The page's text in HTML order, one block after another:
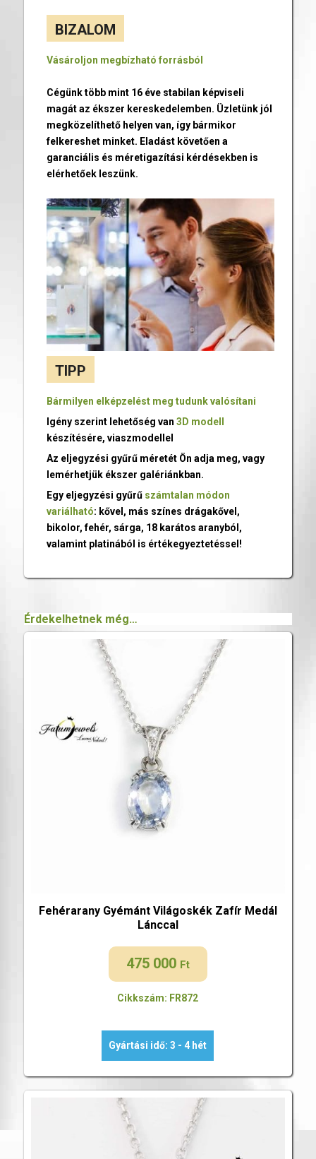
BIZALOM
Vásároljon megbízható forrásból
Cégünk több mint 16 éve stabilan képviseli
magát az ékszer kereskedelemben. Üzletünk jól
megközelíthető helyen van, így bármikor
felkereshet minket. Eladást követően a
garanciális és méretigazítási kérdésekben is
elérhetőek leszünk.
TIPP
Bármilyen elképzelést meg tudunk valósítani
Igény szerint lehetőség van 3D modell
készítésére, viaszmodellel
Az eljegyzési gyűrű méretét Ön adja meg, vagy
lemérhetjük ékszer galériánkban.
Egy eljegyzési gyűrű számtalan módon
variálható: kővel, más színes drágakővel,
bikolor, fehér, sárga, 18 karátos aranyból,
valamint platinából is értékegyeztetéssel!
Érdekelhetnek még…
Fehérarany Gyémánt Világoskék Zafír Medál
Lánccal
475 000 Ft
Cikkszám: FR872
Gyártási idő: 3 - 4 hét